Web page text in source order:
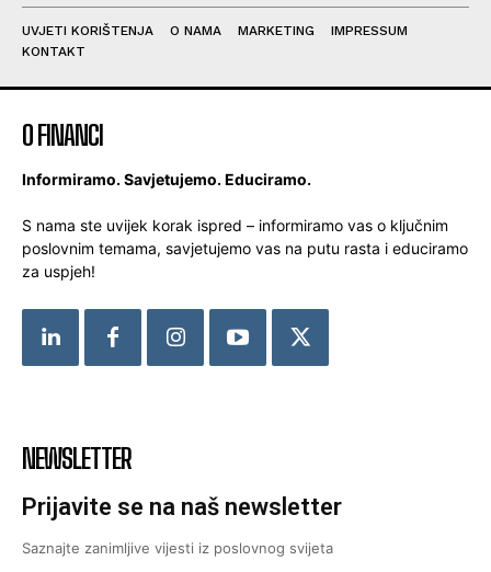
UVJETI KORIŠTENJA O NAMA MARKETING
IMPRESSUM
KONTAKT
O FINANCI
Informiramo. Savjetujemo. Educiramo.
S nama ste uvijek korak ispred – informiramo vas o ključnim
poslovnim temama, savjetujemo vas na putu rasta i educiramo
za uspjeh!
NEWSLETTER
Prijavite se na naš newsletter
Saznajte zanimljive vijesti iz poslovnog svijeta